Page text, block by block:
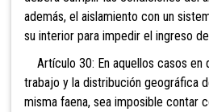
además, el aislamiento con un
su interior para impedir el ingreso
Artículo 30: En aquellos casos en
trabajo y la distribución geográfica
misma faena, sea imposible contar